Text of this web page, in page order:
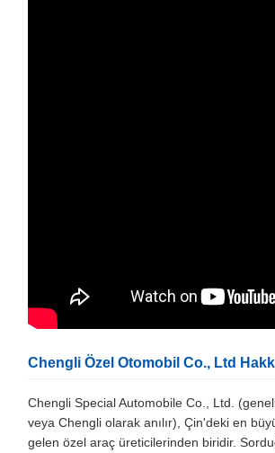
Chengli Özel Otomobil Co., Ltd
Chengli Special Automobile Co., Ltd.
veya Chengli olarak anılır), Çin'deki en
gelen özel araç üreticilerinden biridir.